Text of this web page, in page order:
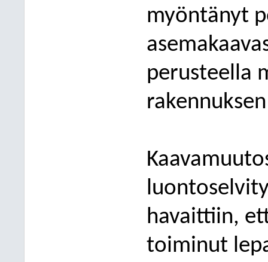
myöntänyt
a
perusteella
havaittiin,
toiminut